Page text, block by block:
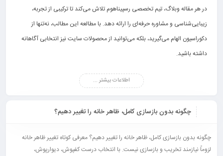
در هر مقاله وبلاگ، تیم تخصصی رسپیناهوم تلاش می‌کند تا ترکیبی از تجربه،
زیبایی‌شناسی و مشاوره حرفه‌ای را ارائه دهد. با مطالعه این مطالب، نه‌تنها از
دکوراسیون الهام می‌گیرید، بلکه می‌توانید از محصولات سایت نیز انتخابی آگاهانه
داشته باشید.
اطلاعات بیشتر ...
چگونه بدون بازسازی کامل، ظاهر خانه را تغییر دهیم؟
چگونه بدون بازسازی کامل، ظاهر خانه را تغییر دهیم؟ معرفی کوتاه تغییر ظاهر خانه
لزوماً نیازمند تخریب و بازسازی نیست. با انتخاب درست کفپوش، دیوارپوش،